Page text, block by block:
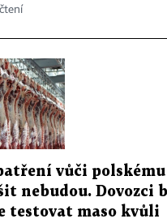
vůči polskému
nebudou. Dovozci
testovat maso kvůli